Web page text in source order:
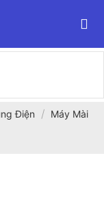
Điện / Máy Mài